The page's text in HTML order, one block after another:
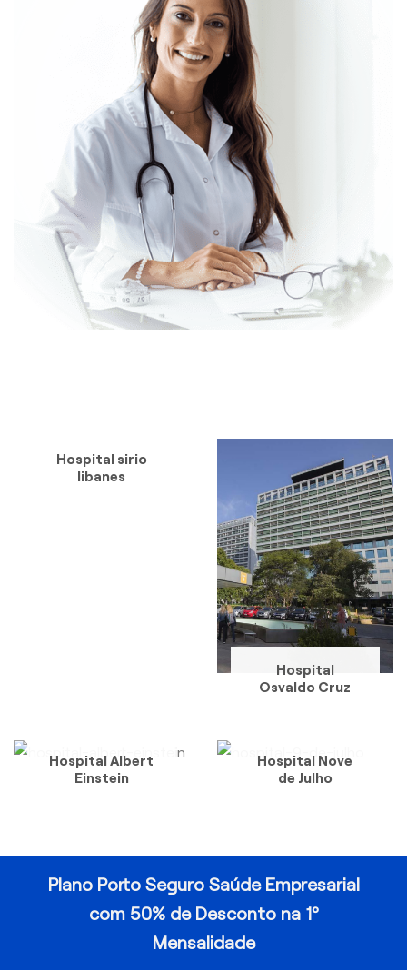
Hospital sirio
libanes
Hospital
Osvaldo Cruz
Hospital Albert
Einstein
Hospital Nove
de Julho
Plano Porto Seguro Saúde Empresarial
com 50% de Desconto na 1º
Mensalidade